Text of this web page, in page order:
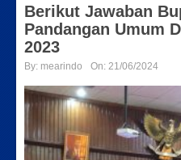
Berikut Jawaban
Pandangan Umum
2023
By: mearindo On: 21/06/2024